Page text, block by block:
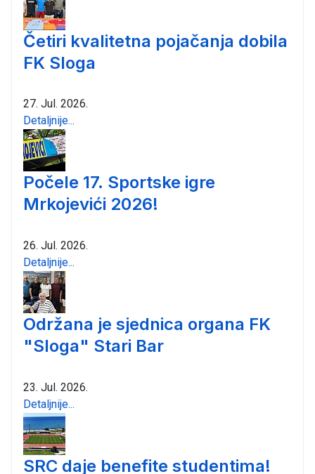
Četiri kvalitetna pojačanja dobila
FK Sloga
27. Jul. 2026.
Detaljnije...
Počele 17. Sportske igre
Mrkojevići 2026!
26. Jul. 2026.
Detaljnije...
Održana je sjednica organa FK
"Sloga" Stari Bar
23. Jul. 2026.
Detaljnije...
SRC daje benefite studentima!